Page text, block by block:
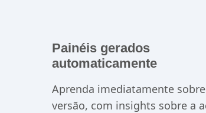
Painéis gerados
automaticamente
Aprenda imediatamente
versão, com insights sobre a